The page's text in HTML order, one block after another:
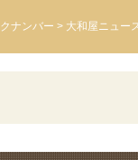
ナンバー > 大和屋ニュー